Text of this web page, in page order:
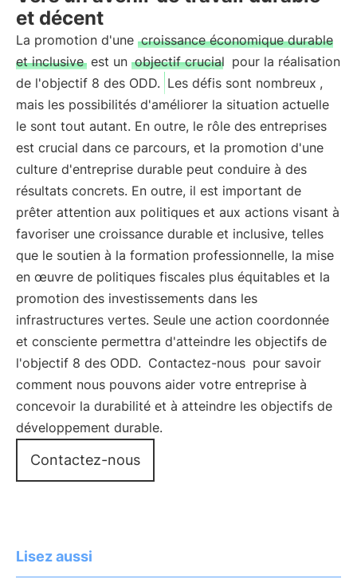
et décent
La promotion d'une croissance économique durable
et inclusive est un objectif crucial pour la réalisation
de l'objectif 8 des ODD. Les défis sont nombreux ,
mais les possibilités d'améliorer la situation actuelle
le sont tout autant. En outre, le rôle des entreprises
est crucial dans ce parcours, et la promotion d'une
culture d'entreprise durable peut conduire à des
résultats concrets. En outre, il est important de
prêter attention aux politiques et aux actions visant à
favoriser une croissance durable et inclusive, telles
que le soutien à la formation professionnelle, la mise
en œuvre de politiques fiscales plus équitables et la
promotion des investissements dans les
infrastructures vertes. Seule une action coordonnée
et consciente permettra d'atteindre les objectifs de
l'objectif 8 des ODD. Contactez-nous pour savoir
comment nous pouvons aider votre entreprise à
concevoir la durabilité et à atteindre les objectifs de
développement durable.
Contactez-nous
Lisez aussi